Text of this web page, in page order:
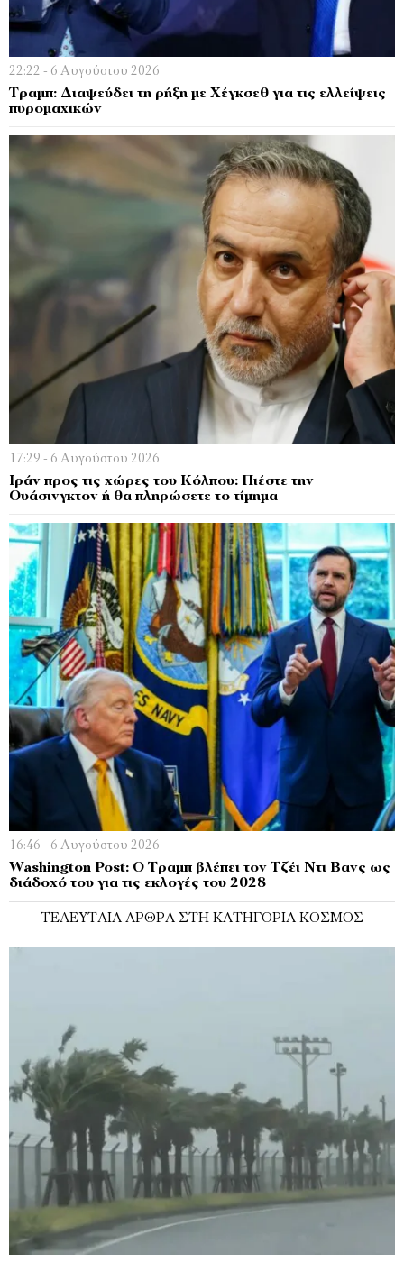
22:22 - 6 Αυγούστου 2026
Τραμπ: Διαψεύδει τη ρήξη με Χέγκσεθ για τις ελλείψεις
πυρομαχικών
17:29 - 6 Αυγούστου 2026
Ιράν προς τις χώρες του Κόλπου: Πιέστε την
Ουάσινγκτον ή θα πληρώσετε το τίμημα
16:46 - 6 Αυγούστου 2026
Washington Post: Ο Τραμπ βλέπει τον Τζέι Ντι Βανς ως
διάδοχό του για τις εκλογές του 2028
ΤΕΛΕΥΤΑΊΑ ΆΡΘΡΑ ΣΤΗ ΚΑΤΗΓΟΡΊΑ ΚΌΣΜΟΣ